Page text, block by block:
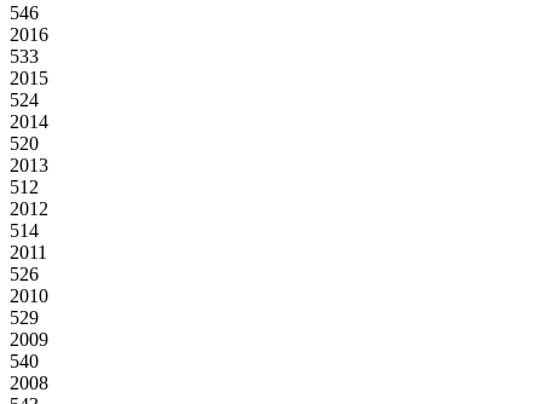
546
2016
533
2015
524
2014
520
2013
512
2012
514
2011
526
2010
529
2009
540
2008